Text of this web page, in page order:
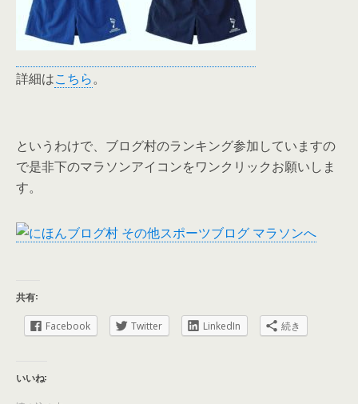
詳細はこちら。
というわけで、ブログ村のランキング参加していますの
で是非下のマラソンアイコンをワンクリックお願いしま
す。
共有:
Facebook Twitter LinkedIn 続き
いいね: